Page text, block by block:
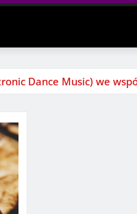
Dance Music) we